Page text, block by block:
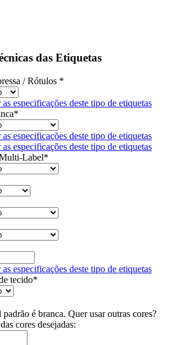
das Etiquetas
/ Rótulos *
especificações deste tipo de etiquetas
*
especificações deste tipo de etiquetas
especificações deste tipo de etiquetas
Label*
especificações deste tipo de etiquetas
tecido*
é branca. Quer usar outras cores?
cores desejadas: